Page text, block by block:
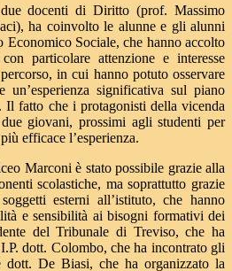
docenti di Diritto (prof. Massimo
ha coinvolto le alunne e gli alunni
Economico Sociale, che hanno accolto
particolare attenzione e interesse
in cui hanno potuto osservare
significativa sul piano
Il fatto che i protagonisti della vicenda
giovani, prossimi agli studenti per
efficace l’esperienza.
Marconi è stato possibile grazie alla
scolastiche, ma soprattutto grazie
esterni all’istituto, che hanno
e sensibilità ai bisogni formativi dei
del Tribunale di Treviso, che ha
dott. Colombo, che ha incontrato gli
De Biasi, che ha organizzato la